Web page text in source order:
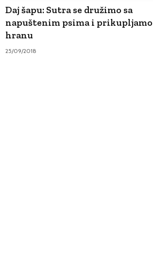
Daj šapu: Sutra se družimo sa
napuštenim psima i prikupljamo
hranu
25/09/2018